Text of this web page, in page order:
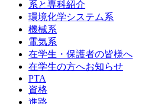
系と専科紹介
環境化学システム系
機械系
電気系
在学生・保護者の皆様へ
在学生の方へお知らせ
PTA
資格